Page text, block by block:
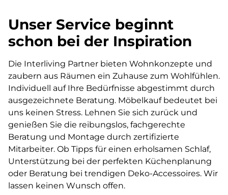
Unser Service beginnt
schon bei der Inspiration
Die Interliving Partner bieten Wohnkonzepte und
zaubern aus Räumen ein Zuhause zum Wohlfühlen.
Individuell auf Ihre Bedürfnisse abgestimmt durch
ausgezeichnete Beratung. Möbelkauf bedeutet bei
uns keinen Stress. Lehnen Sie sich zurück und
genießen Sie die reibungslos, fachgerechte
Beratung und Montage durch zertifizierte
Mitarbeiter. Ob Tipps für einen erholsamen Schlaf,
Unterstützung bei der perfekten Küchenplanung
oder Beratung bei trendigen Deko-Accessoires. Wir
lassen keinen Wunsch offen.